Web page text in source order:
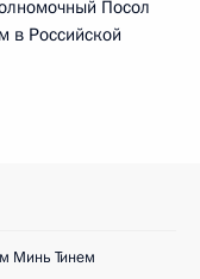
Посол
в Российской
Минь Тинем